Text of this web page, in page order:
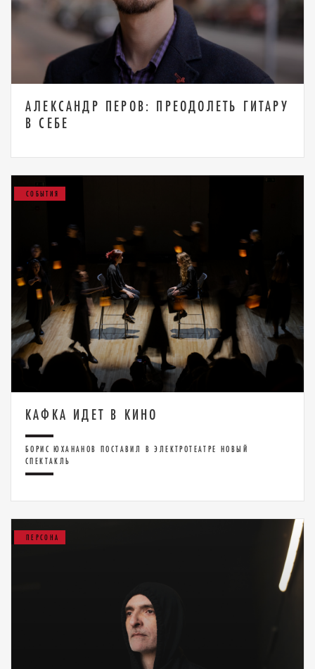
АЛЕКСАНДР ПЕРОВ: ПРЕОДОЛЕТЬ ГИТАРУ
В СЕБЕ
СОБЫТИЯ
КАФКА ИДЕТ В КИНО
БОРИС ЮХАНАНОВ ПОСТАВИЛ В ЭЛЕКТРОТЕАТРЕ НОВЫЙ
СПЕКТАКЛЬ
ПЕРСОНА